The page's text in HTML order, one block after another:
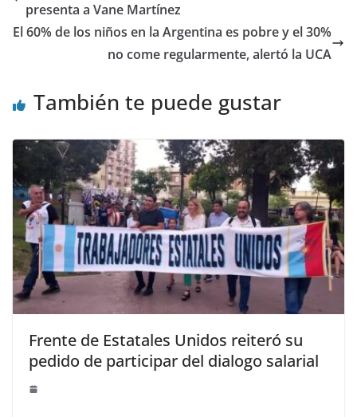
presenta a Vane Martínez
El 60% de los niños en la Argentina es pobre y el 30%
no come regularmente, alertó la UCA
También te puede gustar
Frente de Estatales Unidos reiteró su
pedido de participar del dialogo salarial